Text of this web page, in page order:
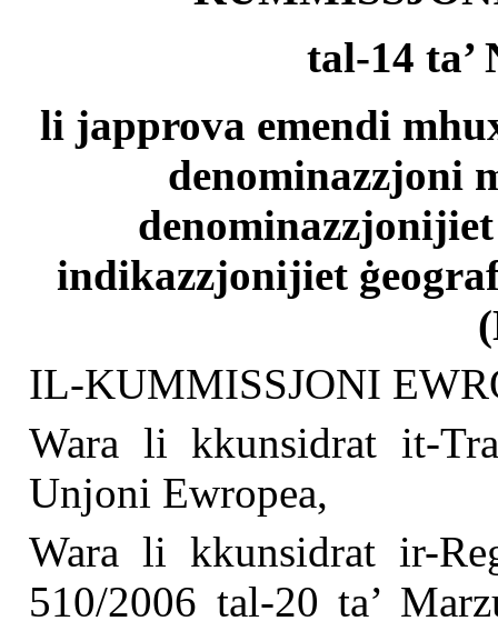
tal-14 ta’
li japprova emendi
denominazzjoni
indikazzjonijiet
IL-KUMMISSJONI
Wara li kkunsidrat it-
Unjoni Ewropea,
Wara li kkunsidrat ir-
510/2006 tal-20 ta’